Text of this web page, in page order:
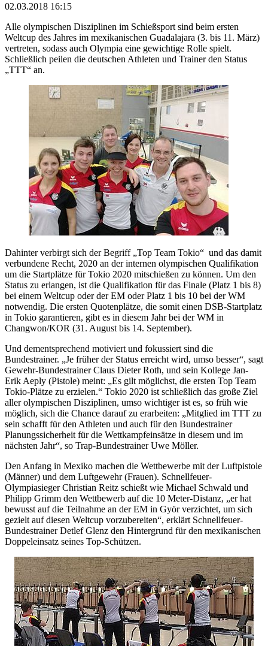
02.03.2018 16:15
Alle olympischen Disziplinen im Schießsport sind beim ersten
Weltcup des Jahres im mexikanischen Guadalajara (3. bis 11. März)
vertreten, sodass auch Olympia eine gewichtige Rolle spielt.
Schließlich peilen die deutschen Athleten und Trainer den Status
„TTT“ an.
Dahinter verbirgt sich der Begriff „Top Team Tokio“ und das damit
verbundene Recht, 2020 an der internen olympischen Qualifikation
um die Startplätze für Tokio 2020 mitschießen zu können. Um den
Status zu erlangen, ist die Qualifikation für das Finale (Platz 1 bis 8)
bei einem Weltcup oder der EM oder Platz 1 bis 10 bei der WM
notwendig. Die ersten Quotenplätze, die somit einen DSB-Startplatz
in Tokio garantieren, gibt es in diesem Jahr bei der WM in
Changwon/KOR (31. August bis 14. September).
Und dementsprechend motiviert und fokussiert sind die
Bundestrainer. „Je früher der Status erreicht wird, umso besser“, sagt
Gewehr-Bundestrainer Claus Dieter Roth, und sein Kollege Jan-
Erik Aeply (Pistole) meint: „Es gilt möglichst, die ersten Top Team
Tokio-Plätze zu erzielen.“ Tokio 2020 ist schließlich das große Ziel
aller olympischen Disziplinen, umso wichtiger ist es, so früh wie
möglich, sich die Chance darauf zu erarbeiten: „Mitglied im TTT zu
sein schafft für den Athleten und auch für den Bundestrainer
Planungssicherheit für die Wettkampfeinsätze in diesem und im
nächsten Jahr“, so Trap-Bundestrainer Uwe Möller.
Den Anfang in Mexiko machen die Wettbewerbe mit der Luftpistole
(Männer) und dem Luftgewehr (Frauen). Schnellfeuer-
Olympiasieger Christian Reitz schießt wie Michael Schwald und
Philipp Grimm den Wettbewerb auf die 10 Meter-Distanz, „er hat
bewusst auf die Teilnahme an der EM in Györ verzichtet, um sich
gezielt auf diesen Weltcup vorzubereiten“, erklärt Schnellfeuer-
Bundestrainer Detlef Glenz den Hintergrund für den mexikanischen
Doppeleinsatz seines Top-Schützen.